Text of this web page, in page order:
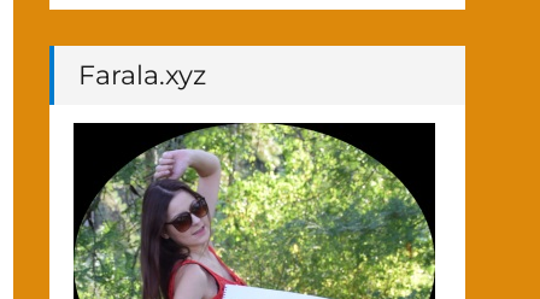
Farala.xyz